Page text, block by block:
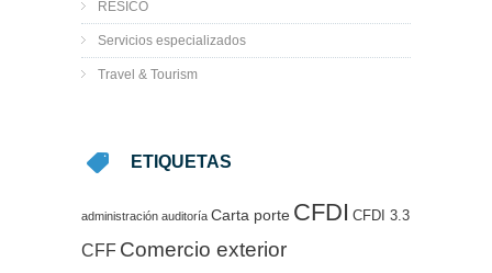
RESICO
Servicios especializados
Travel & Tourism
ETIQUETAS
administración auditoría Carta porte CFDI CFDI 3.3
CFF Comercio exterior